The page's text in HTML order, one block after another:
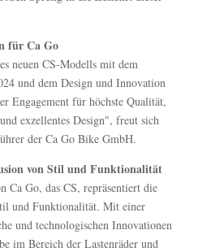
für Ca Go
neuen CS-Modells mit dem
und dem Design und Innovation
Engagement für höchste Qualität,
exzellentes Design", freut sich
der Ca Go Bike GmbH.
von Stil und Funktionalität
Ca Go, das CS, repräsentiert die
und Funktionalität. Mit einer
und technologischen Innovationen
im Bereich der Lastenräder und